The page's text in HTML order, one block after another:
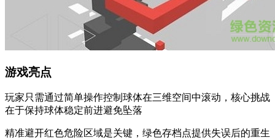
游戏亮点
玩家只需通过简单操作控制球体在三维空间中滚动，核心挑战
在于保持球体稳定前进避免坠落
精准避开红色危险区域是关键，绿色存档点提供失误后的重生